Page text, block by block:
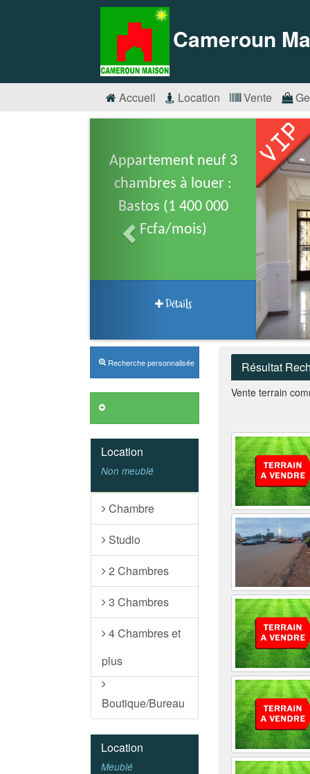
Cameroun
Accueil Location Vente
Appartement neuf 3
chambres à louer :
Bastos (1 400 000
Fcfa/mois)
Détails
Recherche personnalisée
Location
Non meublé
Chambre
Studio
2 Chambres
3 Chambres
4 Chambres et
plus
Boutique/Bureau
Location
Meublé
Résultat
Vente terrain